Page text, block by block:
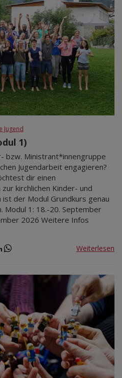
Jugend
1)
bzw. Ministrant*innengruppe
Jugendarbeit engagieren?
dir einen
kirchlichen Kinder- und
ist der Modul Grundkurs genau
Modul 1: 18.-20. September
2026 Weitere Infos
Weiterlesen